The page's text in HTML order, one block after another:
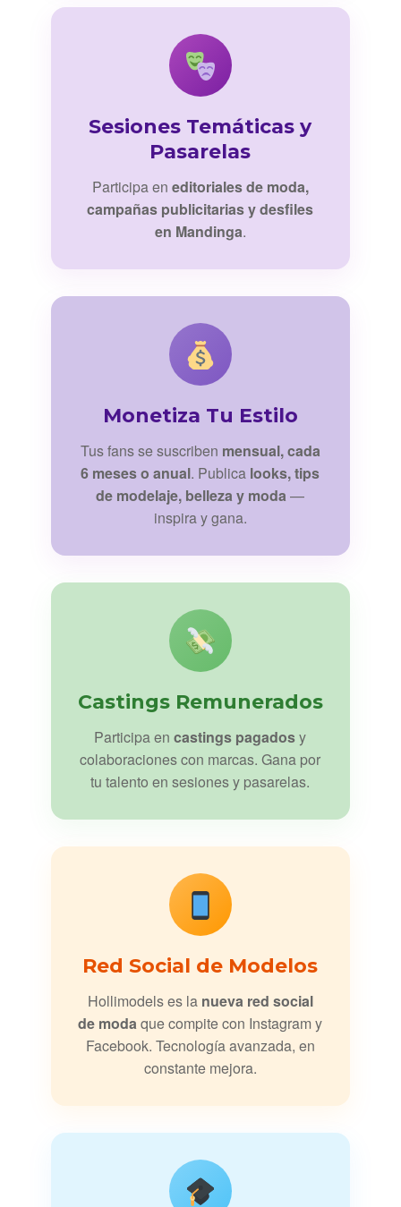
Sesiones Temáticas y
Pasarelas
Participa en editoriales de moda,
campañas publicitarias y desfiles
en Mandinga.
Monetiza Tu Estilo
Tus fans se suscriben mensual, cada
6 meses o anual. Publica looks, tips
de modelaje, belleza y moda—
inspira y gana.
Castings Remunerados
Participa encastings pagadosy
colaboraciones con marcas. Gana por
tu talento en sesiones y pasarelas.
Red Social de Modelos
Hollimodels es la nueva red social
de modaque compite con Instagram y
Facebook. Tecnología avanzada, en
constante mejora.